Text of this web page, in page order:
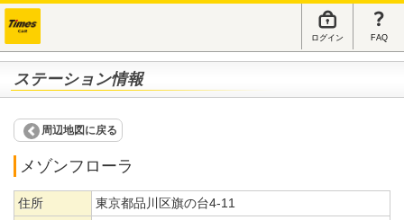
ログイン FAQ
ステーション情報
周辺地図に戻る
メゾンフローラ
住所 東京都品川区旗の台4-11